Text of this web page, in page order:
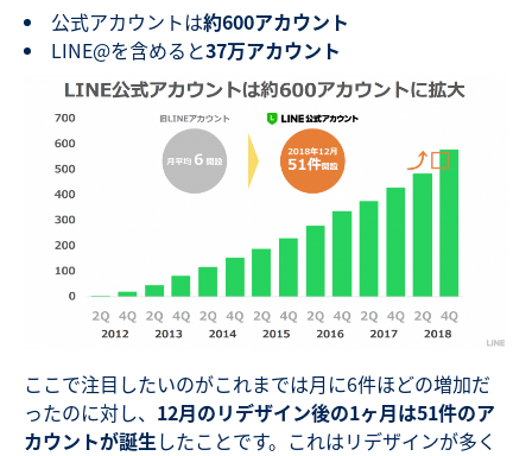
公式アカウントは約600アカウント
LINE@を含めると37万アカウント
ここで注目したいのがこれまでは月に6件ほどの増加だ
ったのに対し、 12月のリデザイン後の1ヶ月は51件のア
カウントが誕生したことです。これはリデザインが多く